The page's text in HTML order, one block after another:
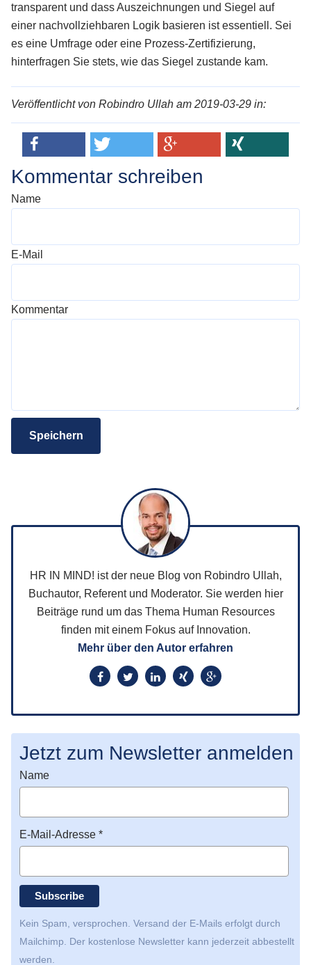
transparent und dass Auszeichnungen und Siegel auf
einer nachvollziehbaren Logik basieren ist essentiell. Sei
es eine Umfrage oder eine Prozess-Zertifizierung,
hinterfragen Sie stets, wie das Siegel zustande kam.
Veröffentlicht von Robindro Ullah am 2019-03-29 in:
Kommentar schreiben
Name
E-Mail
Kommentar
Speichern
HR IN MIND! ist der neue Blog von Robindro Ullah,
Buchautor, Referent und Moderator. Sie werden hier
Beiträge rund um das Thema Human Resources
finden mit einem Fokus auf Innovation.
Mehr über den Autor erfahren
Jetzt zum Newsletter anmelden
Name
E-Mail-Adresse *
Kein Spam, versprochen. Versand der E-Mails erfolgt durch
Mailchimp. Der kostenlose Newsletter kann jederzeit abbestellt
werden.